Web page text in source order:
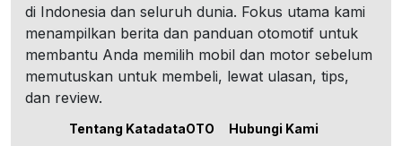
di Indonesia dan seluruh dunia. Fokus utama kami
menampilkan berita dan panduan otomotif untuk
membantu Anda memilih mobil dan motor sebelum
memutuskan untuk membeli, lewat ulasan, tips,
dan review.
Tentang KatadataOTO Hubungi Kami